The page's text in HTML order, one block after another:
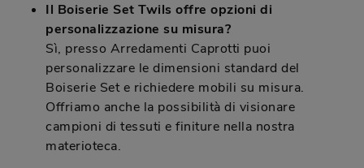
Il Boiserie Set Twils offre opzioni di
personalizzazione su misura?
Sì, presso Arredamenti Caprotti puoi
personalizzare le dimensioni standard del
Boiserie Set e richiedere mobili su misura.
Offriamo anche la possibilità di visionare
campioni di tessuti e finiture nella nostra
materioteca.